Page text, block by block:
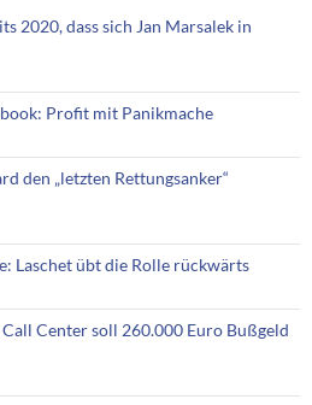
2020, dass sich Jan Marsalek in
Profit mit Panikmache
den „letzten Rettungsanker“
Laschet übt die Rolle rückwärts
Center soll 260.000 Euro Bußgeld